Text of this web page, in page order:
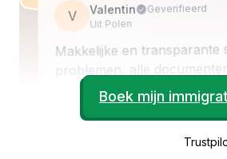
V Valentin Geverifieerd
Uit Polen
Makkelijke en transparante
problemen, alle
en gescand via de
documenten waren eerder
Boek mijn